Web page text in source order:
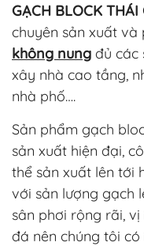
GẠCH BLOCK THÁI
chuyên sản xuất
không nung đủ các
xây nhà cao tầng,
nhà phố….
Sản phẩm gạch
sản xuất hiện đại,
thể sản xuất lên tới
với sản lượng gạch
sân phơi rộng rãi,
đá nên chúng tôi